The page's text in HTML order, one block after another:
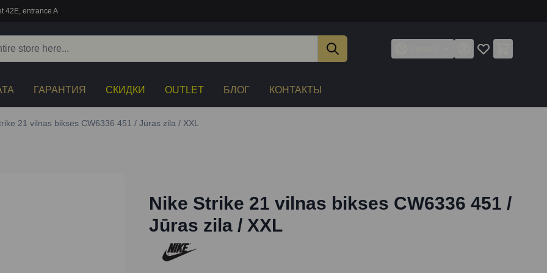
42E, entrance A
ГАРАНТИЯ СКИДКИ OUTLET БЛОГ КОНТАКТЫ
21 vilnas bikses CW6336 451 / Jūras zila / XXL
Nike Strike 21 vilnas bikses CW6336 451 /
Jūras zila / XXL